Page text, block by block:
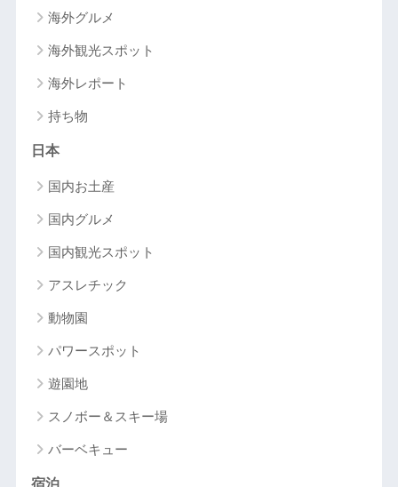
海外グルメ
海外観光スポット
海外レポート
持ち物
日本
国内お土産
国内グルメ
国内観光スポット
アスレチック
動物園
パワースポット
遊園地
スノボー＆スキー場
バーベキュー
宿泊